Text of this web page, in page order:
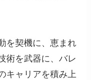
を契機に、恵まれ
術を武器に、バレ
キャリアを積み上